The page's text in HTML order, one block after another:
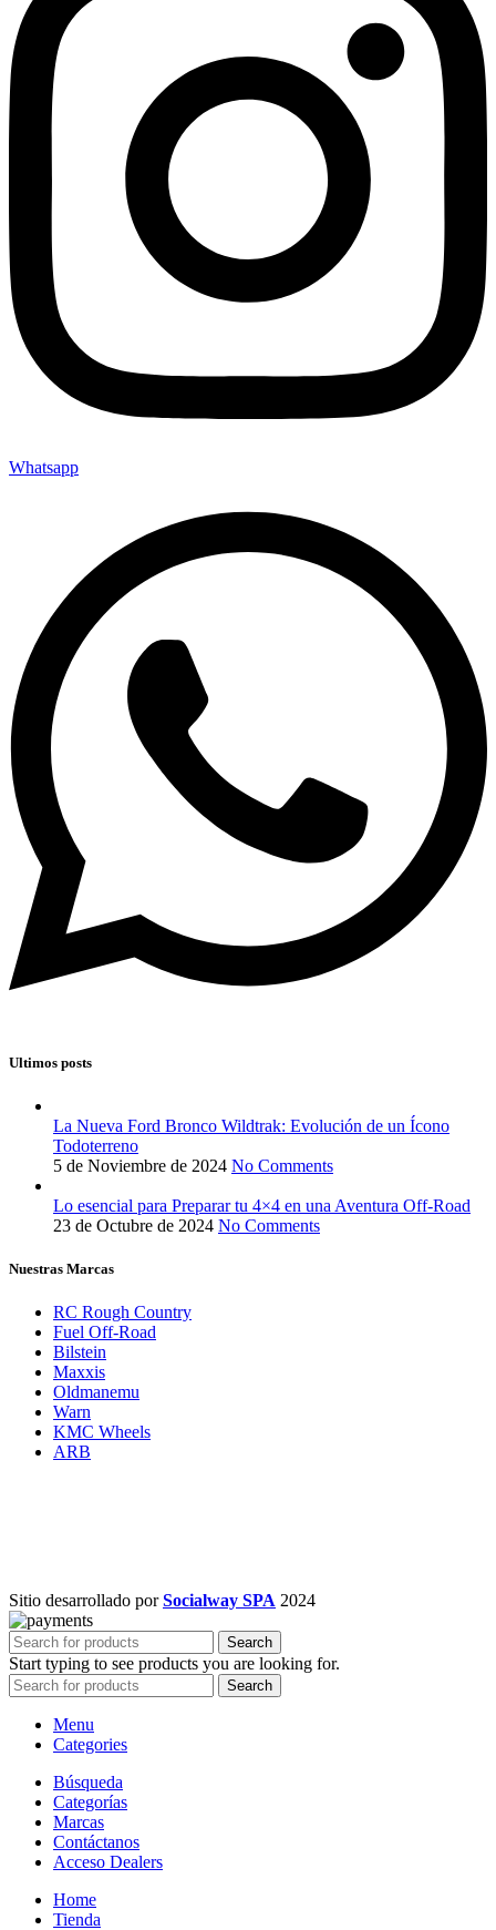
Whatsapp
Ultimos posts
La Nueva Ford Bronco Wildtrak: Evolución de un Ícono
Todoterreno
5 de Noviembre de 2024 No Comments
Lo esencial para Preparar tu 4×4 en una Aventura Off-Road
23 de Octubre de 2024 No Comments
Nuestras Marcas
RC Rough Country
Fuel Off-Road
Bilstein
Maxxis
Oldmanemu
Warn
KMC Wheels
ARB
Sitio desarrollado porSocialway SPA 2024
Search
Start typing to see products you are looking for.
Search
Menu
Categories
Búsqueda
Categorías
Marcas
Contáctanos
Acceso Dealers
Home
Tienda